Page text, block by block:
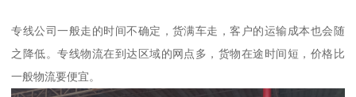
专线公司一般走的时间不确定，货满车走，客户的运输成本也会随
之降低。专线物流在到达区域的网点多，货物在途时间短，价格比
一般物流要便宜。